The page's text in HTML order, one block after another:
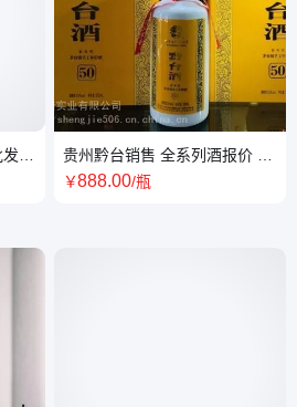
青
贵州黔台销售 全系列酒报价 酱
香白酒
￥888.00/瓶